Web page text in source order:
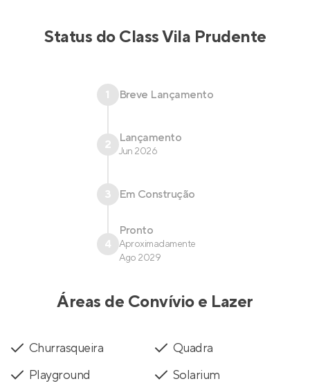
Status doClass Vila Prudente
1 Breve Lançamento
2 Lançamento
Jun 2026
3 Em Construção
4
Pronto
Aproximadamente
Ago 2029
Áreas de Convívio e Lazer
Churrasqueira
Quadra
Playground
Solarium